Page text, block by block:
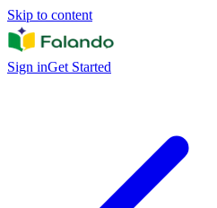
Skip to content
Sign inGet Started